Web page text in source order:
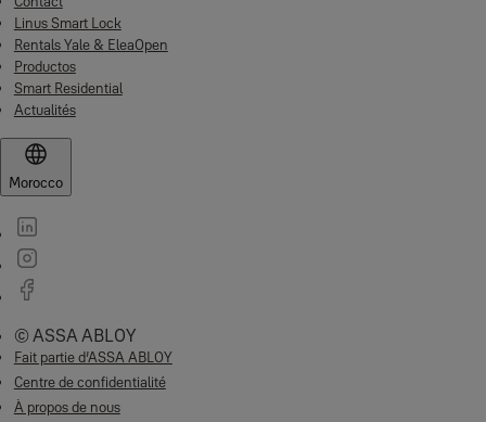
Linus Smart Lock
Rentals Yale & EleaOpen
Productos
Smart Residential
Actualités
Morocco
© ASSA ABLOY
Fait partie d’ASSA ABLOY
Centre de confidentialité
À propos de nous